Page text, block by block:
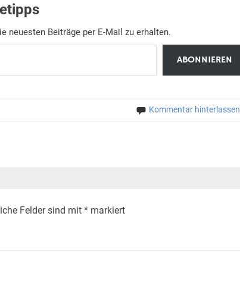
neuesten Beiträge per E-Mail zu erhalten.
ABONNIEREN
Kommentar hinterlassen
Felder sind mit *markiert